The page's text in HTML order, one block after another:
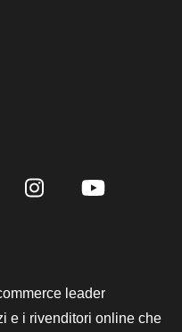
leader
e i rivenditori online che